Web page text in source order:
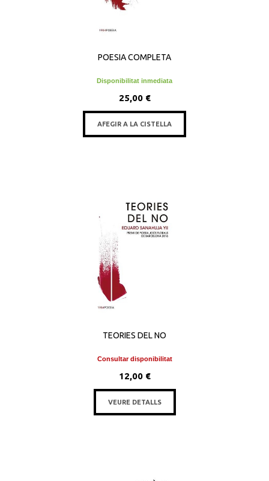
POESIA COMPLETA
Disponibilitat inmediata
25,00 €
AFEGIR A LA CISTELLA
TEORIES DEL NO
Consultar disponibilitat
12,00 €
VEURE DETALLS